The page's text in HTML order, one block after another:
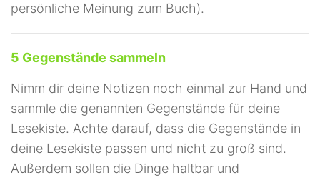
persönliche Meinung zum Buch).
5 Gegenstände sammeln
Nimm dir deine Notizen noch einmal zur Hand und
sammle die genannten Gegenstände für deine
Lesekiste. Achte darauf, dass die Gegenstände in
deine Lesekiste passen und nicht zu groß sind.
Außerdem sollen die Dinge haltbar und